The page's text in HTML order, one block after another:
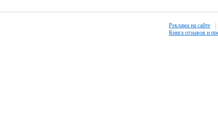
Реклама на сайте
Книга отзывов и